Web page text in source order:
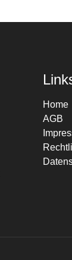
Home
AGB